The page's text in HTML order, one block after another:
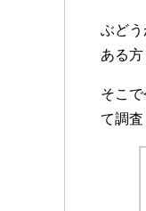
ぶど
ある方
そこで
て調査